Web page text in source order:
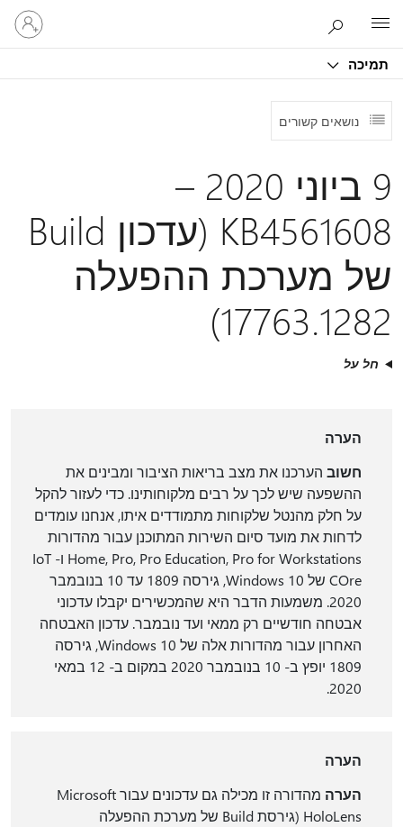
תמיכה
היכנס
לחשבון
שלך
נושאים קשורים
9 ביוני 2020 –
KB4561608 (עדכון Build
של מערכת ההפעלה
17763.1282)
חל על
הערה
חשובהערכנו את מצב בריאות הציבור ומבינים את
ההשפעה שיש לכך על רבים מלקוחותינו. כדי לעזור להקל
על חלק מהנטל שלקוחות מתמודדים איתו, אנחנו עומדים
לדחות את מועד סיום השירות המתוכנן עבור מהדורות
Home, Pro, Pro Education, Pro for Workstations ו- IoT
COre של Windows 10, גירסה 1809 עד 10 בנובמבר
2020. משמעות הדבר היא שהמכשירים יקבלו עדכוני
אבטחה חודשיים רק ממאי ועד נובמבר. עדכון האבטחה
האחרון עבור מהדורות אלה של Windows 10, גירסה
1809 יופץ ב- 10 בנובמבר 2020 במקום ב- 12 במאי
2020.
הערה
הערה
מהדורה זו מכילה גם עדכונים עבור Microsoft
HoloLens (גירסת Build של מערכת ההפעלה